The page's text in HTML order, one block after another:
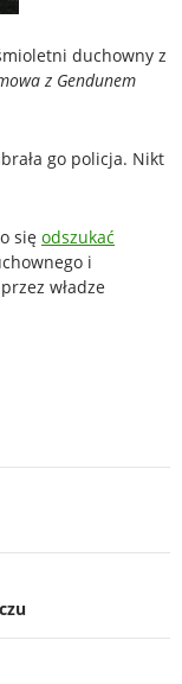
duchowny z
z Gendunem
go policja. Nikt
się odszukać
i
władze